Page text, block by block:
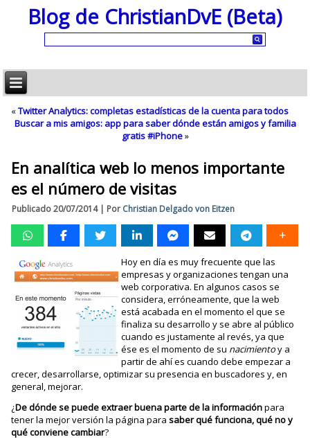
Blog de ChristianDvE (Beta)
«Twitter Analytics: completas estadísticas de la cuenta para todos
Buscar a mis amigos: app para saber dónde están amigos y familia
gratis #iPhone»
En analítica web lo menos importante
es el número de visitas
Publicado 20/07/2014| Por Christian Delgado von Eitzen
Hoy en día es muy frecuente que las
empresas y organizaciones tengan una
web corporativa. En algunos casos se
considera, erróneamente, que la web
está acabada en el momento el que se
finaliza su desarrollo y se abre al público
cuando es justamente al revés, ya que
ése es el momento de su nacimientoy a
partir de ahí es cuando debe empezar a
crecer, desarrollarse, optimizar su presencia en buscadores y, en
general, mejorar.
¿De dónde se puede extraer buena parte de la informaciónpara
tener la mejor versión la página parasaber qué funciona, qué no y
qué conviene cambiar?